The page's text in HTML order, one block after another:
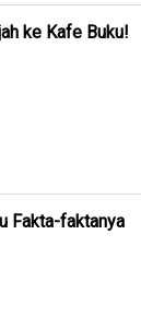
ke Kafe Buku!
Fakta-faktanya